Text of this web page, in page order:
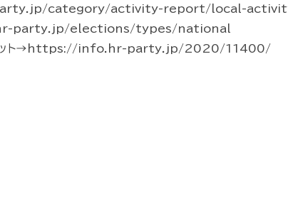
category/activity-report/local-
party.jp/elections/types/national
レット→https://info.hr-party.jp/2020/11400/